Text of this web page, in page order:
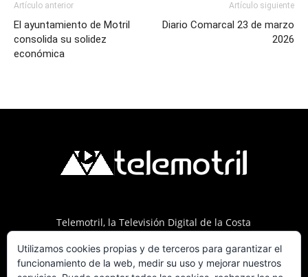
Artículo anterior
El ayuntamiento de Motril
consolida su solidez
económica
Artículo siguiente
Diario Comarcal 23 de marzo
2026
Telemotril, la Televisión Digital de la Costa
del 107.7 en OndaSur Motril.
Utilizamos cookies propias y de terceros para garantizar el
funcionamiento de la web, medir su uso y mejorar nuestros